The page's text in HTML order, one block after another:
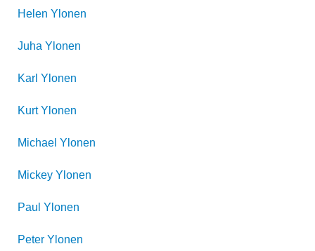
Helen Ylonen
Juha Ylonen
Karl Ylonen
Kurt Ylonen
Michael Ylonen
Mickey Ylonen
Paul Ylonen
Peter Ylonen